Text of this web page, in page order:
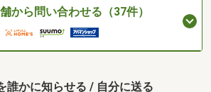
から問い合わせる（37件）
誰かに知らせる / 自分に送る